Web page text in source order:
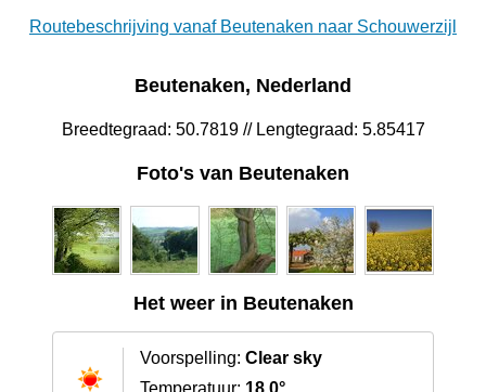
Routebeschrijving vanaf Beutenaken naar Schouwerzijl
Beutenaken, Nederland
Breedtegraad: 50.7819 // Lengtegraad: 5.85417
Foto's van Beutenaken
Het weer in Beutenaken
Voorspelling: Clear sky